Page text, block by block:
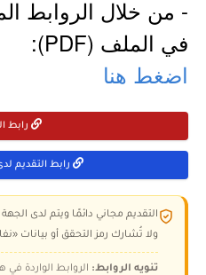
- من خلال الروابط
في الملف (PDF):
اضغط هنا
رابط
رابط التقديم
التقديم مجاني دائمًا ويتم لدى
ولا تُشارك رمز التحقق أو بيانات
تنويه الروابط: الروابط الواردة في